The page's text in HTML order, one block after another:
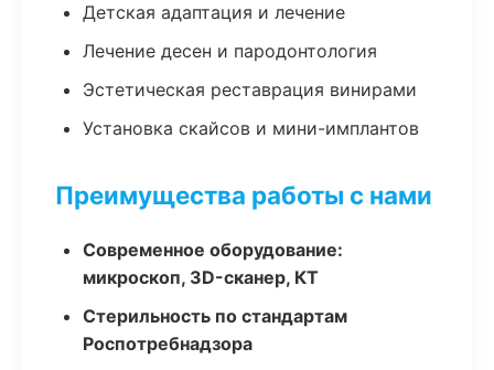
Детская адаптация и лечение
Лечение десен и пародонтология
Эстетическая реставрация винирами
Установка скайсов и мини-имплантов
Преимущества работы с нами
Современное оборудование:
микроскоп, 3D-сканер, КТ
Стерильность по стандартам
Роспотребнадзора